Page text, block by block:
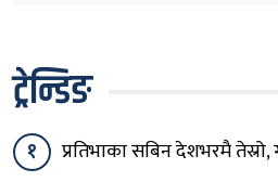
ट्रेन्डिङ
१ प्रतिभाका सबिन देशभरमै